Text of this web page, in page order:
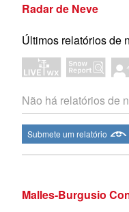
Radar de Neve
Últimos relatórios de
Não há relatórios de
Submete um relatório
Malles-Burgusio